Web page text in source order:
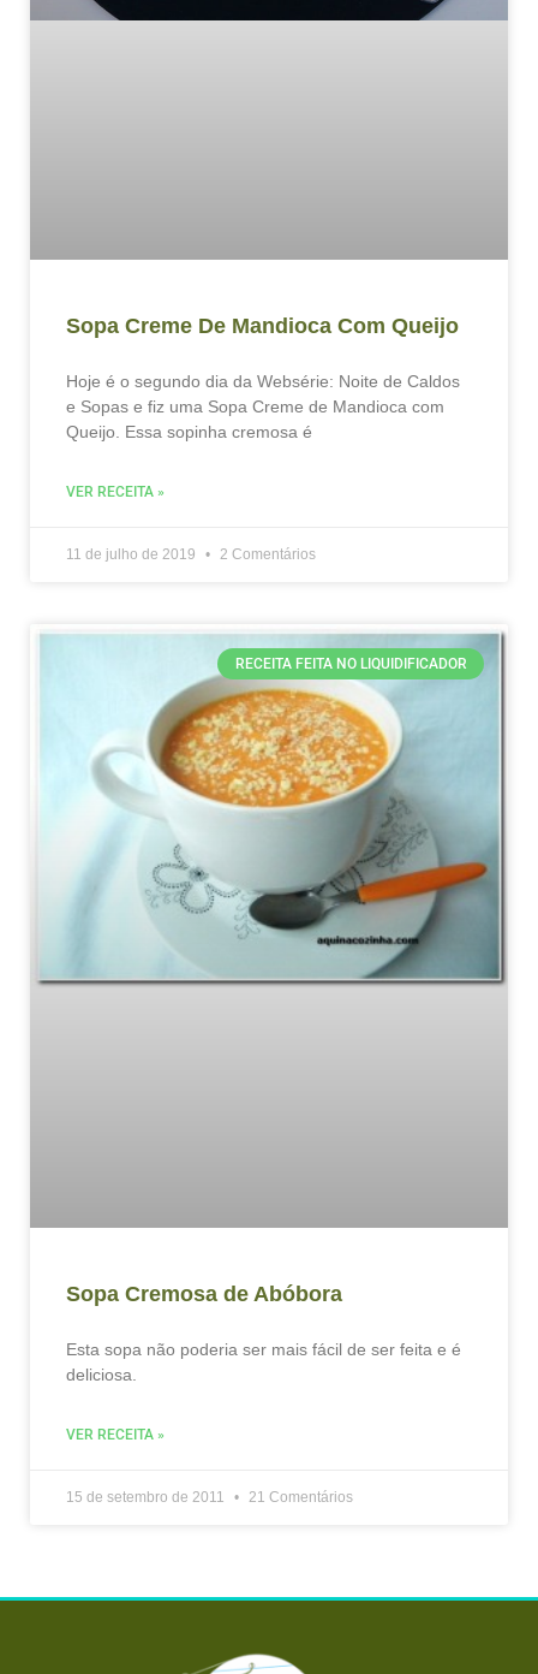
Sopa Creme De Mandioca Com Queijo
Hoje é o segundo dia da Websérie: Noite de Caldos
e Sopas e fiz uma Sopa Creme de Mandioca com
Queijo. Essa sopinha cremosa é
VER RECEITA »
11 de julho de 2019 2 Comentários
RECEITA FEITA NO LIQUIDIFICADOR
Sopa Cremosa de Abóbora
Esta sopa não poderia ser mais fácil de ser feita e é
deliciosa.
VER RECEITA »
15 de setembro de 2011 21 Comentários